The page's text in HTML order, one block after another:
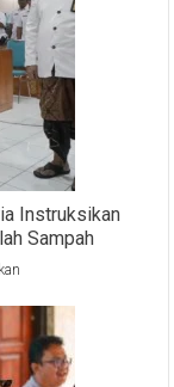
Instruksikan
Sampah
Tiga
Pejabat
Eselon
II,